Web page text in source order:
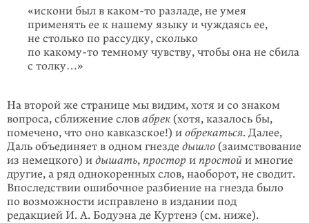
«искони был в каком-то разладе, не умея
применять ее к нашему языку и чуждаясь ее,
не столько по рассудку, сколько
по какому-то темному чувству, чтобы она не сбила
с толку…»
На второй же странице мы видим, хотя и со знаком
вопроса, сближение слов абрек (хотя, казалось бы,
помечено, что оно кавказское!) и обрекаться. Далее,
Даль объединяет в одном гнезде дышло (заимствование
из немецкого) и ды­шать, простор и простой и многие
другие, а ряд однокоренных слов, наоборот, не сводит.
Впоследствии ошибочное разбиение на гнезда было
по возможности исправлено в издании под
редакцией И. А. Бодуэна де Куртенэ (см. ниже).